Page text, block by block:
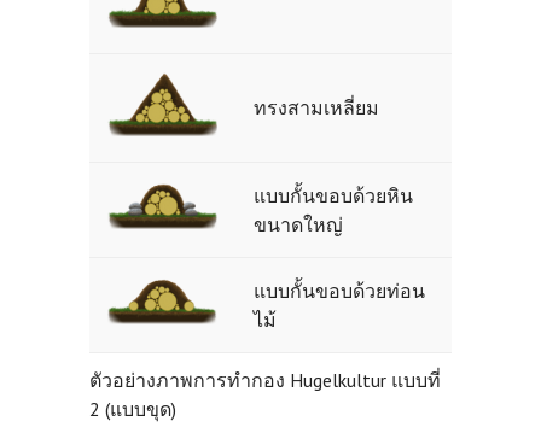
ทรงสามเหลี่ยม
แบบกั้นขอบด้วยหิน
ขนาดใหญ่
แบบกั้นขอบด้วยท่อน
ไม้
ตัวอย่างภาพการทำกอง Hugelkultur แบบที่
2 (แบบขุด)